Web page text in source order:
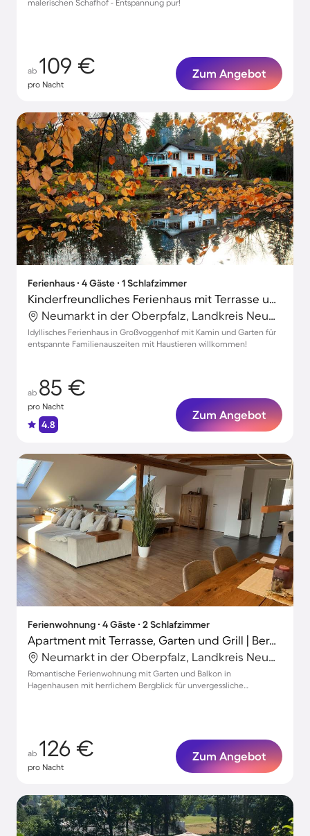
malerischen Schafhof - Entspannung pur!
ab 109 €
pro Nacht
Zum Angebot
Ferienhaus ∙ 4 Gäste ∙ 1 Schlafzimmer
Kinderfreundliches Ferienhaus mit Terrasse und Garten | Gartenblick | Haustiere erlaubt
Neumarkt in der Oberpfalz, Landkreis Neumarkt in der Oberpfalz, Deutschland
Idyllisches Ferienhaus in Großvoggenhof mit Kamin und Garten für
entspannte Familienauszeiten mit Haustieren willkommen!
ab 85 €
pro Nacht
4.8
Zum Angebot
Ferienwohnung ∙ 4 Gäste ∙ 2 Schlafzimmer
Apartment mit Terrasse, Garten und Grill | Bergblick
Neumarkt in der Oberpfalz, Landkreis Neumarkt in der Oberpfalz, Deutschland
Romantische Ferienwohnung mit Garten und Balkon in
Hagenhausen mit herrlichem Bergblick für unvergessliche
ab 126 €
pro Nacht
Zum Angebot